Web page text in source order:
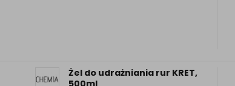
Żel do udrażniania rur KRET,
500ml